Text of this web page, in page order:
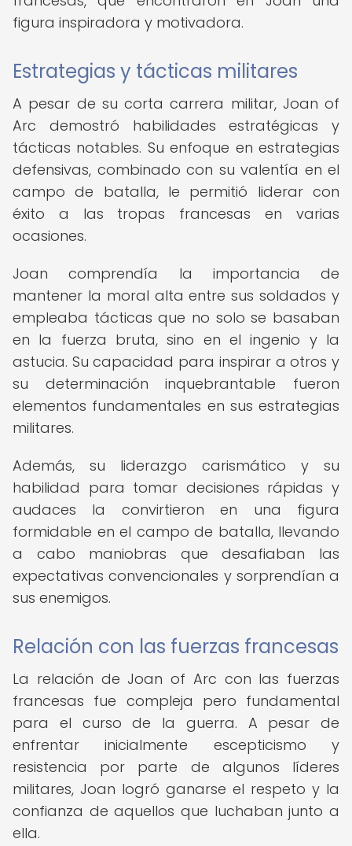
figura inspiradora y motivadora.
Estrategias y tácticas militares
A pesar de su corta carrera militar, Joan of
Arc demostró habilidades estratégicas y
tácticas notables. Su enfoque en estrategias
defensivas, combinado con su valentía en el
campo de batalla, le permitió liderar con
éxito a las tropas francesas en varias
ocasiones.
Joan comprendía la importancia de
mantener la moral alta entre sus soldados y
empleaba tácticas que no solo se basaban
en la fuerza bruta, sino en el ingenio y la
astucia. Su capacidad para inspirar a otros y
su determinación inquebrantable fueron
elementos fundamentales en sus estrategias
militares.
Además, su liderazgo carismático y su
habilidad para tomar decisiones rápidas y
audaces la convirtieron en una figura
formidable en el campo de batalla, llevando
a cabo maniobras que desafiaban las
expectativas convencionales y sorprendían a
sus enemigos.
Relación con las fuerzas francesas
La relación de Joan of Arc con las fuerzas
francesas fue compleja pero fundamental
para el curso de la guerra. A pesar de
enfrentar inicialmente escepticismo y
resistencia por parte de algunos líderes
militares, Joan logró ganarse el respeto y la
confianza de aquellos que luchaban junto a
ella.